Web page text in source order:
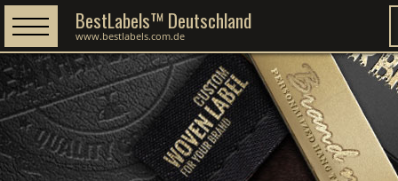
BestLabels™ Deutschland
www.bestlabels.com.de